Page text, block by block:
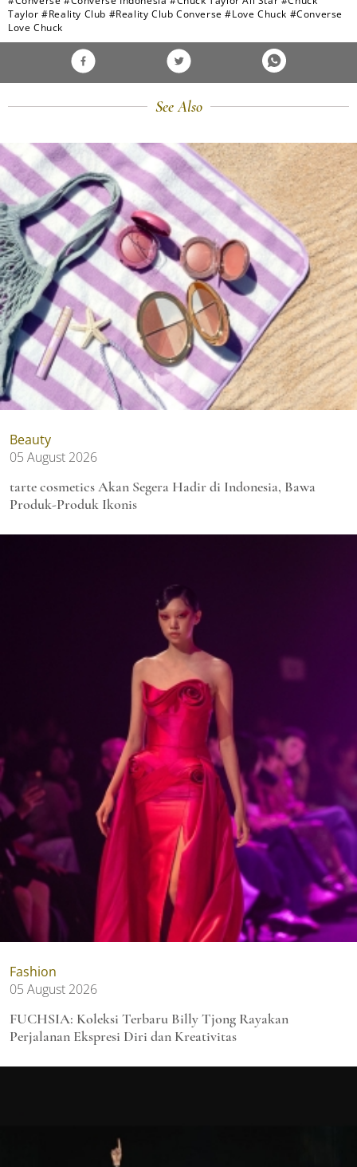
Taylor #Reality Club #Reality Club Converse #Love Chuck #Converse
Love Chuck
See Also
Beauty
05 August 2026
tarte cosmetics Akan Segera Hadir di Indonesia, Bawa
Produk-Produk Ikonis
Fashion
05 August 2026
FUCHSIA: Koleksi Terbaru Billy Tjong Rayakan
Perjalanan Ekspresi Diri dan Kreativitas